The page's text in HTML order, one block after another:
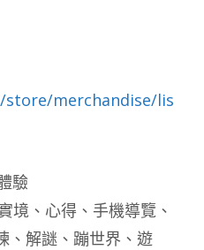
merchandise/lis
驗
境 、 心得、 手機導覽 、
、 解謎 、 蹦世界 、 遊